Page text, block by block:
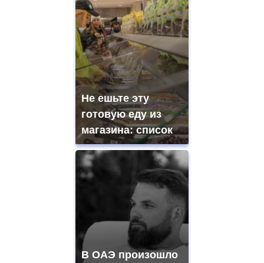
Не ешьте эту
готовую еду из
магазина: список
В ОАЭ произошло